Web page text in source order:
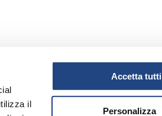
il
Accetta tutti
Personalizza